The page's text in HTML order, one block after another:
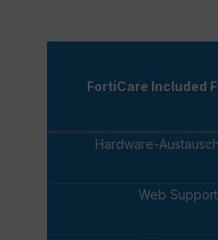
FortiCare Included
Hardware-
Web Support